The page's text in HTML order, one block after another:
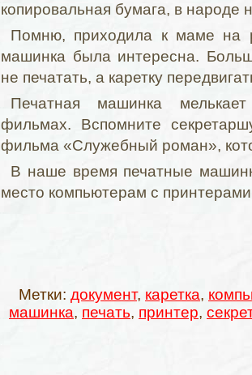
копировальная бумага, в народе
Помню, приходила к маме на
машинка была интересна.
не печатать, а каретку
Печатная машинка
фильмах. Вспомните
фильма «Служебный роман»,
В наше время печатные
место компьютерам с
Метки: документ, каретка,
машинка, печать, принтер,